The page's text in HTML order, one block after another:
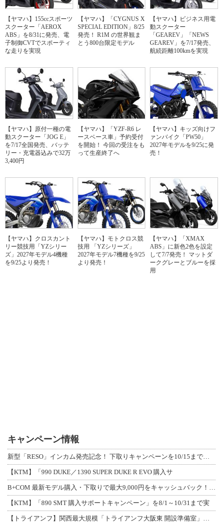
【ヤマハ】155ccスポーツ
スクーター「AEROX
ABS」を8/31に発売、電
子制御CVTでスポーティ
な走りを実現
【ヤマハ】「CYGNUS X
SPECIAL EDITION」8/25
発売！ R1M の世界観ま
とう800台限定モデル
【ヤマハ】ビジネス用電
動スクーター
「GEAREV」「NEWS
GEAREV」を7/17発売、
航続距離100kmを実現
【ヤマハ】原付一種の電
動スクーター「JOG E」
を7/17全国発売、バッテ
リー・充電器込みで32万
3,400円
【ヤマハ】「YZF-R6 レ
ースベース車」予約受付
を開始！ 今回の受注をも
って生産終了へ
【ヤマハ】キッズ向けフ
ァンバイク「PW50」
2027年モデルを9/25に発
売！
【ヤマハ】クロスカント
リー競技用「YZシリー
ズ」2027年モデル4機種
を9/25より発売！
【ヤマハ】モトクロス競
技用 「YZシリーズ」
2027年モデル7機種を9/25
より発売！
【ヤマハ】「XMAX
ABS」に新色2色を設定
して7/7発売！ マットダ
ークグレーとブルーを採
用
キャンペーン情報
【KTM】「990 DUKE／1390 SUPER DUKE R EVO 購入サ
【KTM】「890 SMT 購入サポートキャンペーン」を8/1～10/31まで実